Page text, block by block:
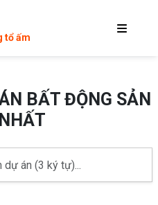
tổ ấm
BẤT ĐỘNG SẢN